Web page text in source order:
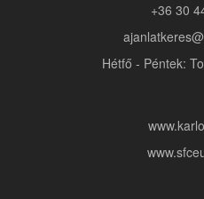
+36 30
Hétfő - Péntek: